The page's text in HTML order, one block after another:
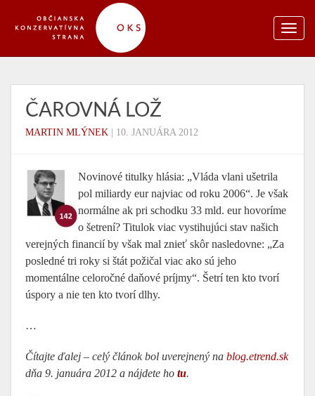
ČAROVNÁ LOŽ
MARTIN MLÝNEK 10. JANUÁRA 2012
Novinové titulky hlásia: „Vláda vlani ušetrila
pol miliardy eur najviac od roku 2006“. Je však
normálne ak pri schodku 33 mld. eur hovoríme
o šetrení? Titulok viac vystihujúci stav našich
verejných financií by však mal znieť skôr nasledovne: „Za
posledné tri roky si štát požičal viac ako sú jeho
momentálne celoročné daňové príjmy“. Šetrí ten kto tvorí
úspory a nie ten kto tvorí dlhy.
…
Čítajte ďalej – celý článok bol uverejnený na blog.etrend.sk
dňa 9. januára 2012 a nájdete ho tu.